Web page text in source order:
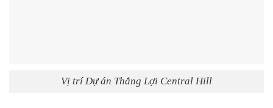
Vị trí Dự án Thắng Lợi Central Hill